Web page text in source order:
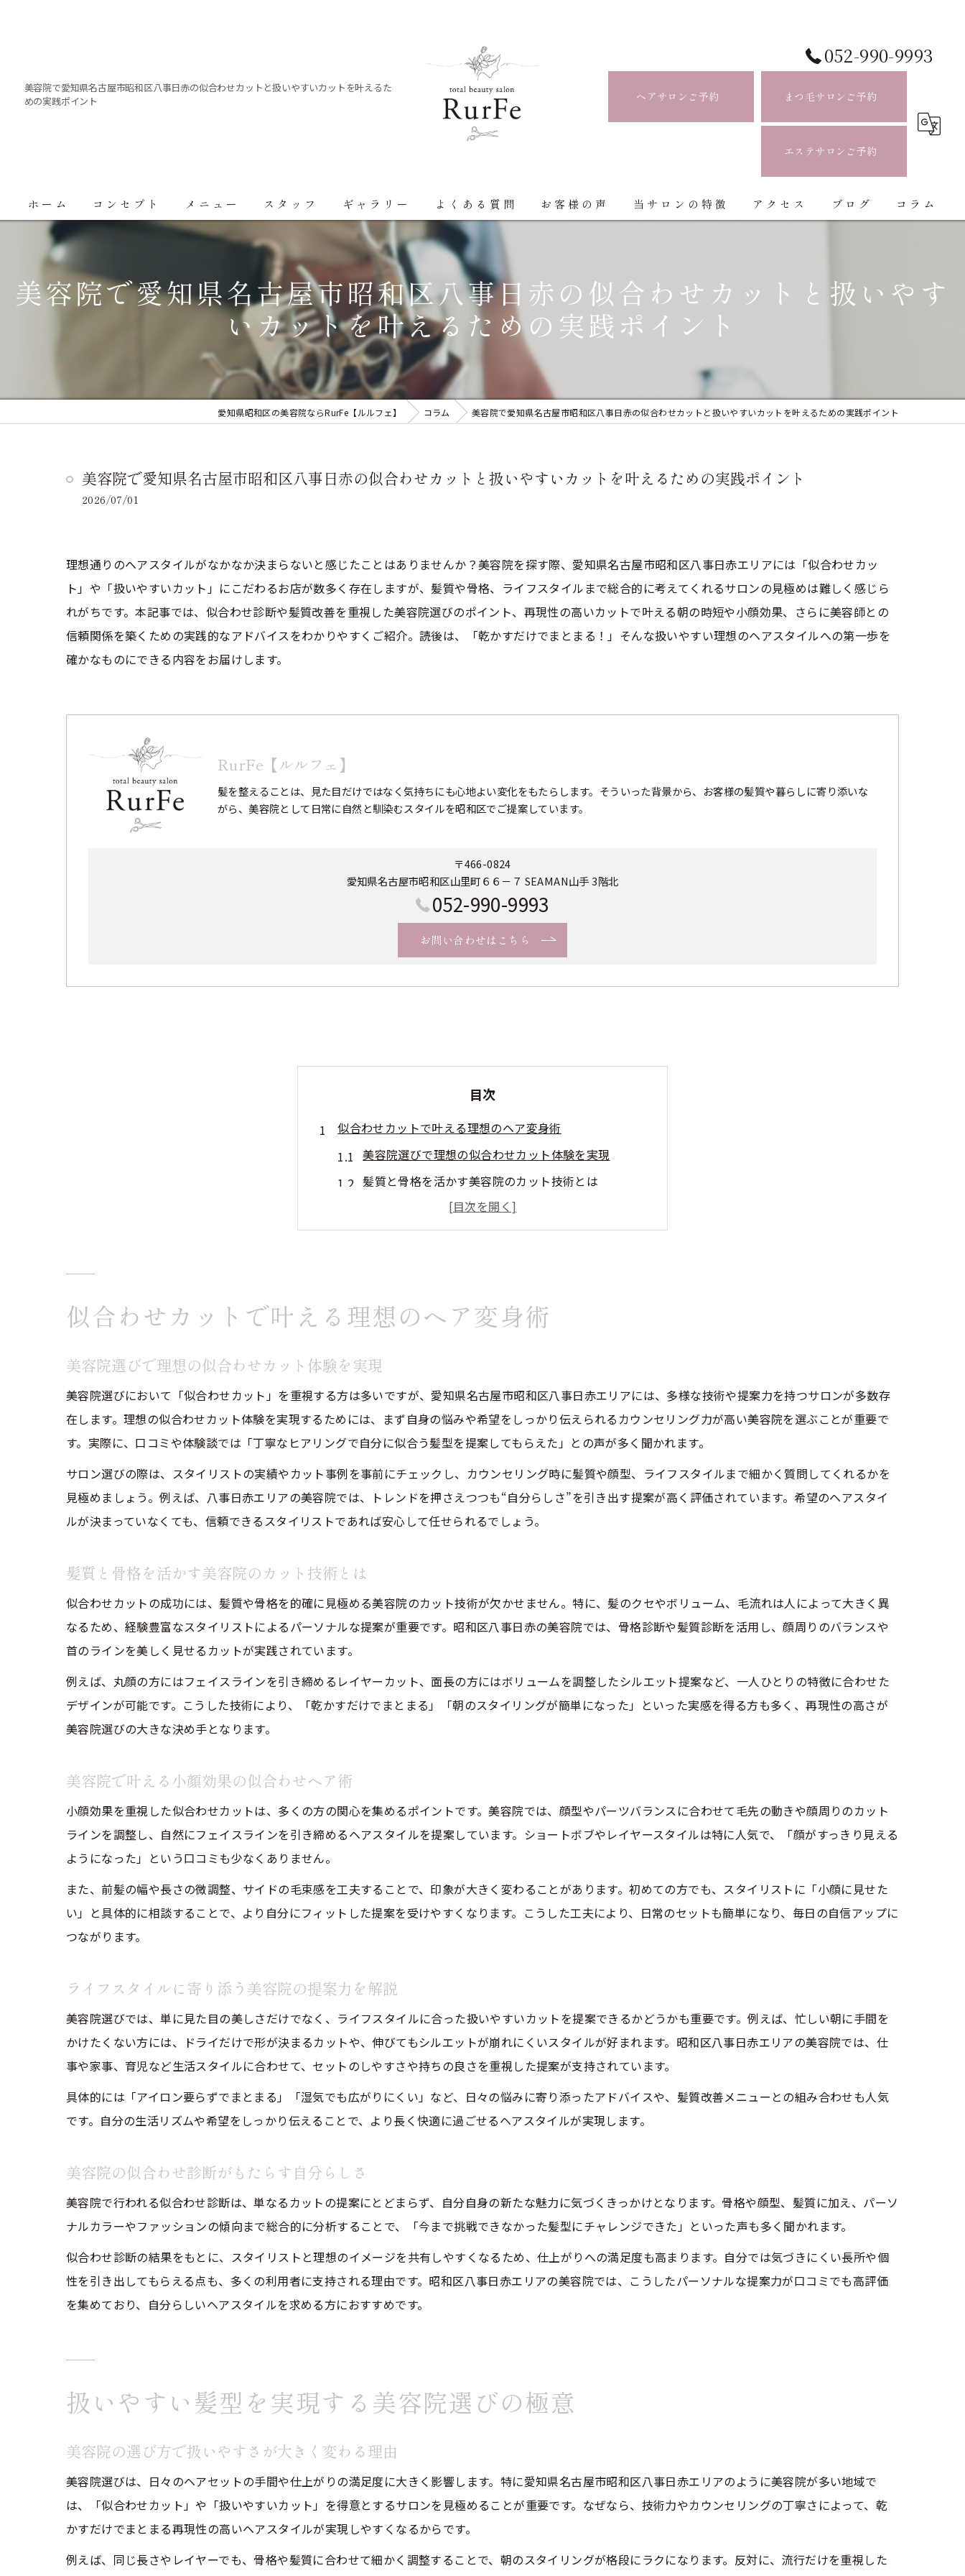
美容院で愛知県名古屋市昭和区八事日赤の似合わせカットと扱いやすいカットを叶えるた
めの実践ポイント
052-990-9993
ヘアサロンご予約 まつ毛サロンご予約
エステサロンご予約
ホーム コンセプト メニュー スタッフ ギャラリー よくある質問 お客様の声 当サロンの特徴
ハイライト
似合わせカット
まつ毛パーマ
アクセス ブログ コラム
美容院で愛知県名古屋市昭和区八事日赤の似合わせカットと扱いやす
いカットを叶えるための実践ポイント
愛知県昭和区の美容院ならRurFe【ルルフェ】 コラム 美容院で愛知県名古屋市昭和区八事日赤の似合わせカットと扱いやすいカットを叶えるための実践ポイント
美容院で愛知県名古屋市昭和区八事日赤の似合わせカットと扱いやすいカットを叶えるための実践ポイント
2026/07/01
理想通りのヘアスタイルがなかなか決まらないと感じたことはありませんか？美容院を探す際、愛知県名古屋市昭和区八事日赤エリアには「似合わせカッ
ト」や「扱いやすいカット」にこだわるお店が数多く存在しますが、髪質や骨格、ライフスタイルまで総合的に考えてくれるサロンの見極めは難しく感じら
れがちです。本記事では、似合わせ診断や髪質改善を重視した美容院選びのポイント、再現性の高いカットで叶える朝の時短や小顔効果、さらに美容師との
信頼関係を築くための実践的なアドバイスをわかりやすくご紹介。読後は、「乾かすだけでまとまる！」そんな扱いやすい理想のヘアスタイルへの第一歩を
確かなものにできる内容をお届けします。
RurFe【ルルフェ】
髪を整えることは、見た目だけではなく気持ちにも心地よい変化をもたらします。そういった背景から、お客様の髪質や暮らしに寄り添いな
がら、美容院として日常に自然と馴染むスタイルを昭和区でご提案しています。
〒466-0824
愛知県名古屋市昭和区山里町６６－７ SEAMAN山手 3階北
052-990-9993
お問い合わせはこちら
目次
似合わせカットで叶える理想のヘア変身術
美容院選びで理想の似合わせカット体験を実現
髪質と骨格を活かす美容院のカット技術とは
美容院で叶える小顔効果の似合わせヘア術
ライフスタイルに寄り添う美容院の提案力を解説
美容院の選び方で扱いやすさが大きく変わる理由
美容院のカウンセリングで叶える再現性の高い髪型
予約時に確認したい美容院の対応力と信頼度
美容院で扱いやすいスタイルに導く施術例
骨格や髪質に応じた最旬カット体験の魅力
美容院で受ける骨格診断カットの魅力を紹介
髪質診断を活かした美容院の最新カット体験
自分に最適なスタイルを美容院で提案してもらう方法
骨格や髪質別に選ぶ美容院のおすすめ施術例
朝の時短を叶える再現性カットのポイント
美容院の再現性カットで朝の支度が楽になる理由
美容院で教わる簡単スタイリングのコツを解説
時短と美しさを両立する美容院の技術力とは
美容師に伝えたい要望の伝え方と注意点
美容院で避けたいトラブルと好印象の行動
理想の美容院体験に導くコミュニケーション術
髪質改善に強い美容院の特徴と選び方
美容院で実感できる美髪へのステップを紹介
似合わせカットで叶える理想のヘア変身術
美容院選びで理想の似合わせカット体験を実現
美容院選びにおいて「似合わせカット」を重視する方は多いですが、愛知県名古屋市昭和区八事日赤エリアには、多様な技術や提案力を持つサロンが多数存
在します。理想の似合わせカット体験を実現するためには、まず自身の悩みや希望をしっかり伝えられるカウンセリング力が高い美容院を選ぶことが重要で
す。実際に、口コミや体験談では「丁寧なヒアリングで自分に似合う髪型を提案してもらえた」との声が多く聞かれます。
サロン選びの際は、スタイリストの実績やカット事例を事前にチェックし、カウンセリング時に髪質や顔型、ライフスタイルまで細かく質問してくれるかを
見極めましょう。例えば、八事日赤エリアの美容院では、トレンドを押さえつつも“自分らしさ”を引き出す提案が高く評価されています。希望のヘアスタイ
ルが決まっていなくても、信頼できるスタイリストであれば安心して任せられるでしょう。
髪質と骨格を活かす美容院のカット技術とは
似合わせカットの成功には、髪質や骨格を的確に見極める美容院のカット技術が欠かせません。特に、髪のクセやボリューム、毛流れは人によって大きく異
なるため、経験豊富なスタイリストによるパーソナルな提案が重要です。昭和区八事日赤の美容院では、骨格診断や髪質診断を活用し、顔周りのバランスや
首のラインを美しく見せるカットが実践されています。
例えば、丸顔の方にはフェイスラインを引き締めるレイヤーカット、面長の方にはボリュームを調整したシルエット提案など、一人ひとりの特徴に合わせた
デザインが可能です。こうした技術により、「乾かすだけでまとまる」「朝のスタイリングが簡単になった」といった実感を得る方も多く、再現性の高さが
美容院選びの大きな決め手となります。
美容院で叶える小顔効果の似合わせヘア術
小顔効果を重視した似合わせカットは、多くの方の関心を集めるポイントです。美容院では、顔型やパーツバランスに合わせて毛先の動きや顔周りのカット
ラインを調整し、自然にフェイスラインを引き締めるヘアスタイルを提案しています。ショートボブやレイヤースタイルは特に人気で、「顔がすっきり見える
ようになった」という口コミも少なくありません。
また、前髪の幅や長さの微調整、サイドの毛束感を工夫することで、印象が大きく変わることがあります。初めての方でも、スタイリストに「小顔に見せた
い」と具体的に相談することで、より自分にフィットした提案を受けやすくなります。こうした工夫により、日常のセットも簡単になり、毎日の自信アップに
つながります。
ライフスタイルに寄り添う美容院の提案力を解説
美容院選びでは、単に見た目の美しさだけでなく、ライフスタイルに合った扱いやすいカットを提案できるかどうかも重要です。例えば、忙しい朝に手間を
かけたくない方には、ドライだけで形が決まるカットや、伸びてもシルエットが崩れにくいスタイルが好まれます。昭和区八事日赤エリアの美容院では、仕
事や家事、育児など生活スタイルに合わせて、セットのしやすさや持ちの良さを重視した提案が支持されています。
具体的には「アイロン要らずでまとまる」「湿気でも広がりにくい」など、日々の悩みに寄り添ったアドバイスや、髪質改善メニューとの組み合わせも人気
です。自分の生活リズムや希望をしっかり伝えることで、より長く快適に過ごせるヘアスタイルが実現します。
美容院の似合わせ診断がもたらす自分らしさ
美容院で行われる似合わせ診断は、単なるカットの提案にとどまらず、自分自身の新たな魅力に気づくきっかけとなります。骨格や顔型、髪質に加え、パーソ
ナルカラーやファッションの傾向まで総合的に分析することで、「今まで挑戦できなかった髪型にチャレンジできた」といった声も多く聞かれます。
似合わせ診断の結果をもとに、スタイリストと理想のイメージを共有しやすくなるため、仕上がりへの満足度も高まります。自分では気づきにくい長所や個
性を引き出してもらえる点も、多くの利用者に支持される理由です。昭和区八事日赤エリアの美容院では、こうしたパーソナルな提案力が口コミでも高評価
を集めており、自分らしいヘアスタイルを求める方におすすめです。
扱いやすい髪型を実現する美容院選びの極意
美容院の選び方で扱いやすさが大きく変わる理由
美容院選びは、日々のヘアセットの手間や仕上がりの満足度に大きく影響します。特に愛知県名古屋市昭和区八事日赤エリアのように美容院が多い地域で
は、「似合わせカット」や「扱いやすいカット」を得意とするサロンを見極めることが重要です。なぜなら、技術力やカウンセリングの丁寧さによって、乾
かすだけでまとまる再現性の高いヘアスタイルが実現しやすくなるからです。
例えば、同じ長さやレイヤーでも、骨格や髪質に合わせて細かく調整することで、朝のスタイリングが格段にラクになります。反対に、流行だけを重視した
ご予約はこちら
ご予約はこちら